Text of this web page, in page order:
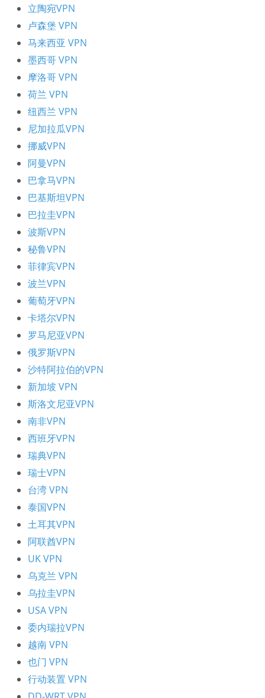
立陶宛VPN
卢森堡 VPN
马来西亚 VPN
墨西哥 VPN
摩洛哥 VPN
荷兰 VPN
纽西兰 VPN
尼加拉瓜VPN
挪威VPN
阿曼VPN
巴拿马VPN
巴基斯坦VPN
巴拉圭VPN
波斯VPN
秘鲁VPN
菲律宾VPN
波兰VPN
葡萄牙VPN
卡塔尔VPN
罗马尼亚VPN
俄罗斯VPN
沙特阿拉伯的VPN
新加坡 VPN
斯洛文尼亚VPN
南非VPN
西班牙VPN
瑞典VPN
瑞士VPN
台湾 VPN
泰国VPN
土耳其VPN
阿联酋VPN
UK VPN
乌克兰 VPN
乌拉圭VPN
USA VPN
委内瑞拉VPN
越南 VPN
也门 VPN
行动装置 VPN